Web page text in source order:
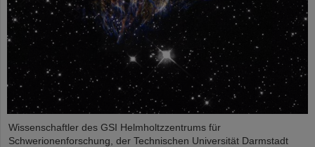
Wissenschaftler des GSI Helmholtzzentrums für
Schwerionenforschung, der Technischen Universität Darmstadt